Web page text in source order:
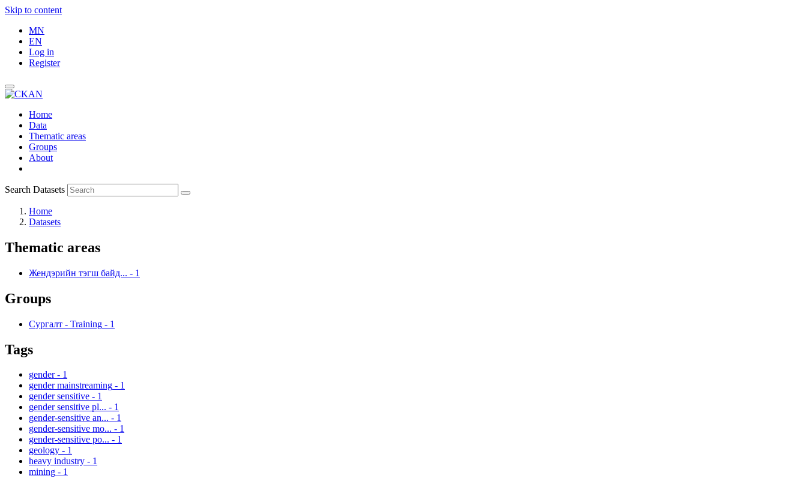
Skip to content
MN
EN
Log in
Register
Home
Data
Thematic areas
Groups
About
Search Datasets
Home
Datasets
Thematic areas
Жендэрийн тэгш байд... - 1
Groups
Сургалт - Training - 1
Tags
gender - 1
gender mainstreaming - 1
gender sensitive - 1
gender sensitive pl... - 1
gender-sensitive an... - 1
gender-sensitive mo... - 1
gender-sensitive po... - 1
geology - 1
heavy industry - 1
mining - 1